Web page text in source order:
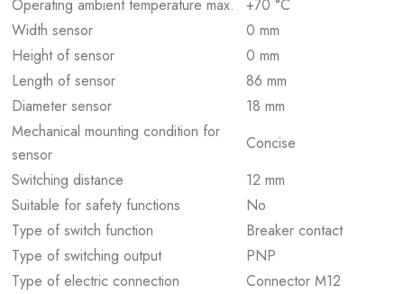
Operating ambient temperature max.
+70 °C
Width sensor
0 mm
Height of sensor
0 mm
Length of sensor
86 mm
Diameter sensor
18 mm
Mechanical mounting condition for
sensor
Concise
Switching distance
12 mm
Suitable for safety functions
No
Type of switch function
Breaker contact
Type of switching output
PNP
Type of electric connection
Connector M12